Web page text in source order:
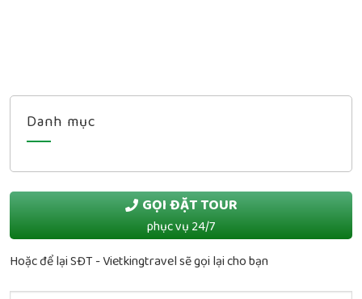
Danh mục
GỌI ĐẶT TOUR
phục vụ 24/7
Hoặc để lại SĐT - Vietkingtravel sẽ gọi lại cho bạn